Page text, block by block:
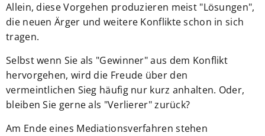
Allein, diese Vorgehen produzieren meist "Lösungen",
die neuen Ärger und weitere Konflikte schon in sich
tragen.
Selbst wenn Sie als "Gewinner" aus dem Konflikt
hervorgehen, wird die Freude über den
vermeintlichen Sieg häufig nur kurz anhalten. Oder,
bleiben Sie gerne als "Verlierer" zurück?
Am Ende eines Mediationsverfahren stehen